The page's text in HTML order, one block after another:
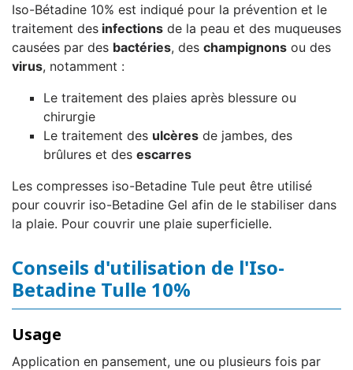
Iso-Bétadine 10% est indiqué pour la prévention et le
traitement des infections de la peau et des muqueuses
causées par des bactéries, des champignons ou des
virus, notamment :
Le traitement des plaies après blessure ou
chirurgie
Le traitement des ulcères de jambes, des
brûlures et des escarres
Les compresses iso-Betadine Tule peut être utilisé
pour couvrir iso-Betadine Gel afin de le stabiliser dans
la plaie. Pour couvrir une plaie superficielle.
Conseils d'utilisation de l'Iso-
Betadine Tulle 10%
Usage
Application en pansement, une ou plusieurs fois par